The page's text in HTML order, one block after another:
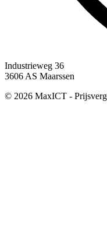
Industrieweg 36
3606 AS Maarssen
© 2026 MaxICT -